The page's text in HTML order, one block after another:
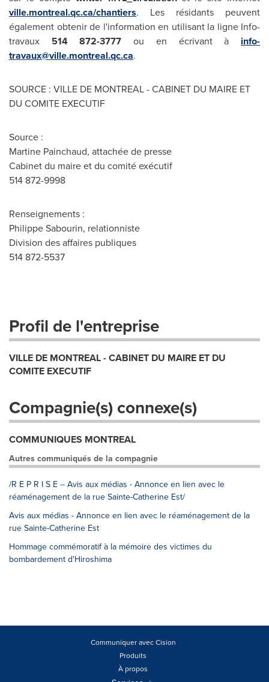
ville.montreal.qc.ca/chantiers.
Les résidants peuvent
également obtenir de l'information en utilisant la ligne Info-
travaux 514 872-3777 ou en écrivant à info-
travaux@ville.montreal.qc.ca.
SOURCE : VILLE DE MONTREAL - CABINET DU MAIRE ET
DU COMITE EXECUTIF
Source :
Martine Painchaud, attachée de presse
Cabinet du maire et du comité exécutif
514 872-9998
Renseignements :
Philippe Sabourin, relationniste
Division des affaires publiques
514 872-5537
Profil de l'entreprise
VILLE DE MONTREAL - CABINET DU MAIRE ET DU
COMITE EXECUTIF
Compagnie(s) connexe(s)
COMMUNIQUES MONTREAL
Autres communiqués de la compagnie
/R E P R I S E -- Avis aux médias - Annonce en lien avec le
réaménagement de la rue Sainte-Catherine Est/
Avis aux médias - Annonce en lien avec le réaménagement de la
rue Sainte-Catherine Est
Hommage commémoratif à la mémoire des victimes du
bombardement d'Hiroshima
Communiquer avec Cision
Produits
À propos